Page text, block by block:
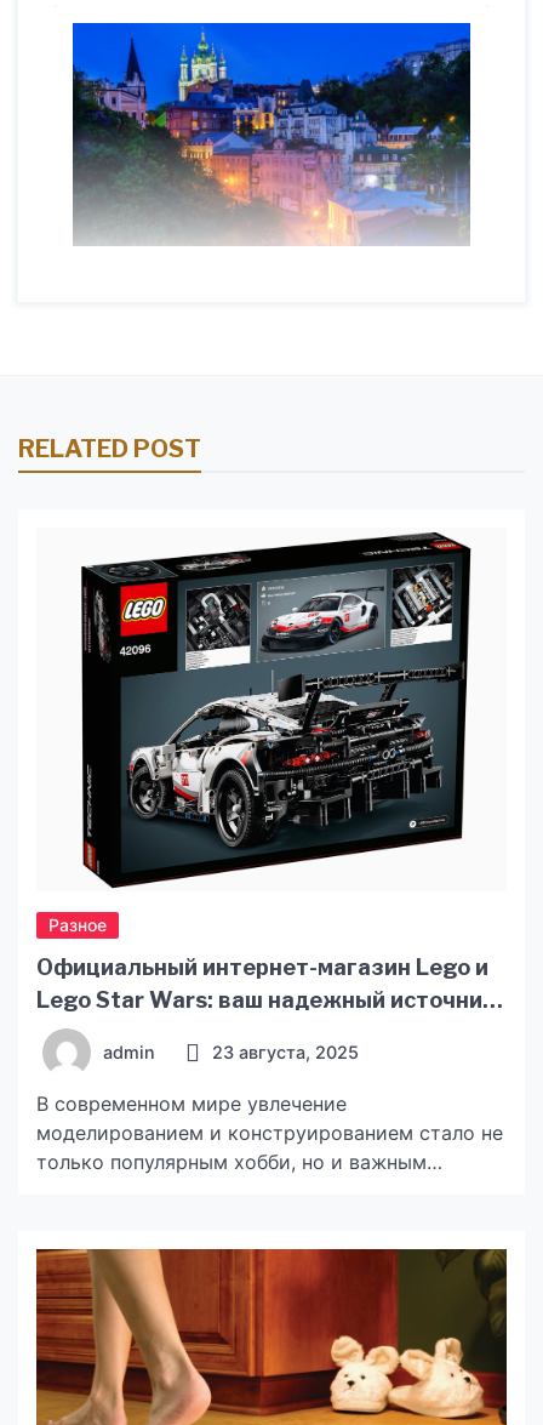
RELATED POST
Разное
Официальный интернет-магазин Lego и
Lego Star Wars: ваш надежный источник
качественных конструкторов
admin 23 августа, 2025
В современном мире увлечение
моделированием и конструированием стало не
только популярным хобби, но и важным
брендов особое место занимает Lego –
мировой лидер в производстве конструктора,
который уже десятилетиями радует миллионы
поклонников по всему миру. В этой статье мы
расскажем про официальный интернет-магазин
[…]